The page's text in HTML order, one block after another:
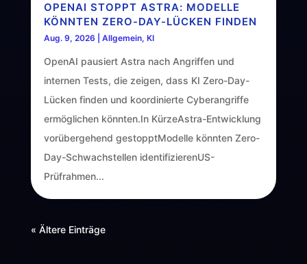
OPENAI STOPPT ASTRA: MODELLE
KÖNNTEN ZERO-DAY-LÜCKEN FINDEN
Aug. 9, 2026 Allgemein, KI
OpenAI pausiert Astra nach Angriffen und
internen Tests, die zeigen, dass KI Zero-Day-
Lücken finden und koordinierte Cyberangriffe
ermöglichen könnten.In KürzeAstra-Entwicklung
vorübergehend gestopptModelle könnten Zero-
Day-Schwachstellen identifizierenUS-
Prüfrahmen...
« Ältere Einträge